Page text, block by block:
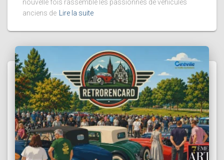
nouvelle fois rassemblé les passionnés de véhicules
anciens de
Lire la suite